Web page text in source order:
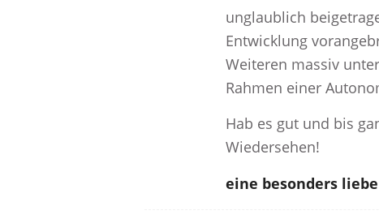
unglaublich
Entwicklung
Weiteren massiv
Rahmen einer
Hab es gut und bis
Wiedersehen!
eine besonders